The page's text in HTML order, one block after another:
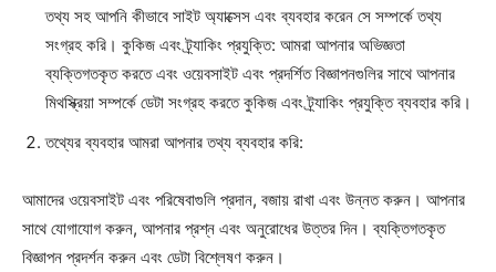
তথ্য সহ আপনি কীভাবে সাইট অ্যাক্সেস এবং ব্যবহার করেন সে সম্পর্কে তথ্য
সংগ্রহ করি। কুকিজ এবং ট্র্যাকিং প্রযুক্তি: আমরা আপনার অভিজ্ঞতা
ব্যক্তিগতকৃত করতে এবং ওয়েবসাইট এবং প্রদর্শিত বিজ্ঞাপনগুলির সাথে আপনার
মিথস্ক্রিয়া সম্পর্কে ডেটা সংগ্রহ করতে কুকিজ এবং ট্র্যাকিং প্রযুক্তি ব্যবহার করি।
তথ্যের ব্যবহার আমরা আপনার তথ্য ব্যবহার করি:
আমাদের ওয়েবসাইট এবং পরিষেবাগুলি প্রদান, বজায় রাখা এবং উন্নত করুন। আপনার
সাথে যোগাযোগ করুন, আপনার প্রশ্ন এবং অনুরোধের উত্তর দিন। ব্যক্তিগতকৃত
বিজ্ঞাপন প্রদর্শন করুন এবং ডেটা বিশ্লেষণ করুন।